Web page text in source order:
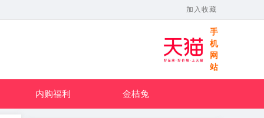
加入收藏
手
机
网
站
内购福利 金桔兔